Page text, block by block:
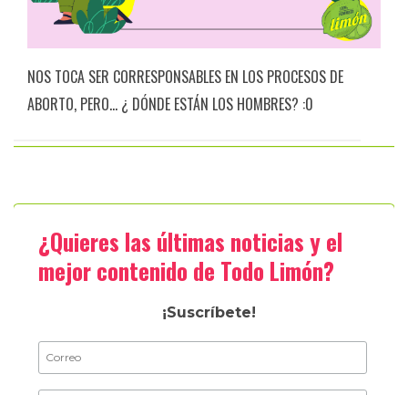
NOS TOCA SER CORRESPONSABLES EN LOS PROCESOS DE
ABORTO, PERO… ¿ DÓNDE ESTÁN LOS HOMBRES? :0
¿Quieres las últimas noticias y el
mejor contenido de Todo Limón?
¡Suscríbete!